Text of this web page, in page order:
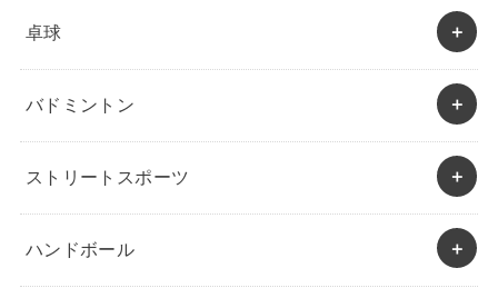
卓球
バドミントン
ストリートスポーツ
ハンドボール